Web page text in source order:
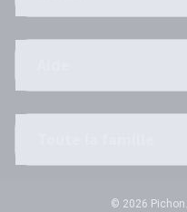
© 2026